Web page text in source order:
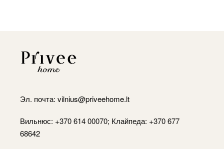
Эл. почта: vilnius@priveehome.lt
Вильнюс: +370 614 00070; Клайпеда: +370 677
68642